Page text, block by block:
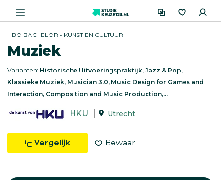
HBO BACHELOR - KUNST EN CULTUUR
Muziek
Varianten: Historische Uitvoeringspraktijk, Jazz & Pop,
Klassieke Muziek, Musician 3.0, Music Design for Games and
Interaction, Composition and Music Production,...
HKU Utrecht
Vergelijk Bewaar